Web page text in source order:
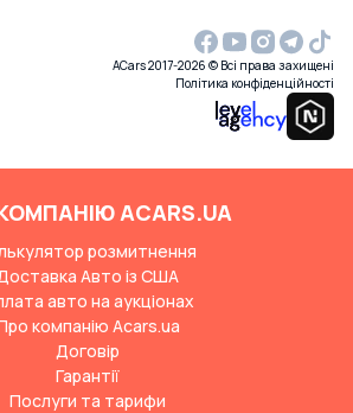
ACars 2017-2026 © Всі права захищені
Політика конфіденційності
ACARS.UA
розмитнення
Авто із США
авто на аукціонах
компанію Acars.ua
Договір
Гарантії
Послуги та тарифи